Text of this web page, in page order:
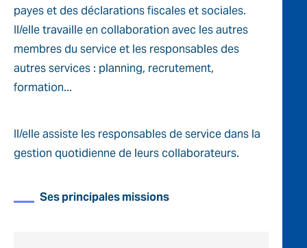
payes et des déclarations fiscales et sociales.
Il/elle travaille en collaboration avec les autres
membres du service et les responsables des
autres services : planning, recrutement,
formation...
Il/elle assiste les responsables de service dans la
gestion quotidienne de leurs collaborateurs.
Ses principales missions